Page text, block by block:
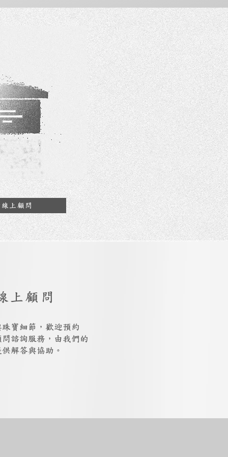
上顧問
上顧問
寶細節，歡迎預約
諮詢服務，由我們的
解答與協助。